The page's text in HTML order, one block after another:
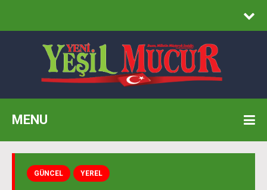
MENU
GÜNCEL YEREL